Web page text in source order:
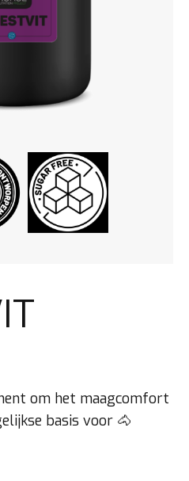
om het maagcomfort
basis voor 🐴